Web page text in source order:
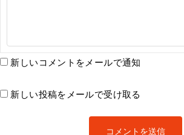
新しいコメントをメールで通知
新しい投稿をメールで受け取る